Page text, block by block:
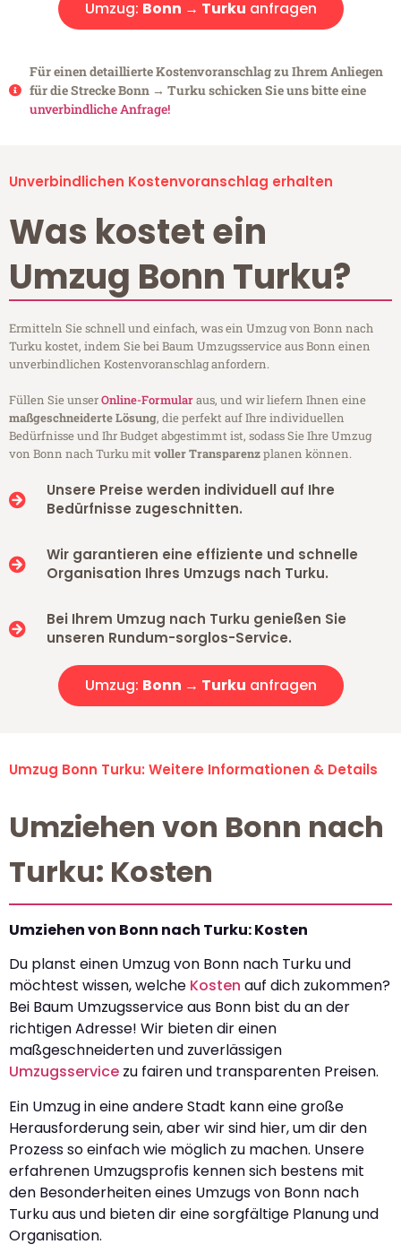
Umzug: Bonn → Turku anfragen
Für einen detaillierte Kostenvoranschlag zu Ihrem Anliegen
für die Strecke Bonn → Turku schicken Sie uns bitte eine
unverbindliche Anfrage!
Unverbindlichen Kostenvoranschlag erhalten
Was kostet ein
Umzug Bonn Turku?
Ermitteln Sie schnell und einfach, was ein Umzug von Bonn nach
Turku kostet, indem Sie bei Baum Umzugsservice aus Bonn einen
unverbindlichen Kostenvoranschlag anfordern.
Füllen Sie unserOnline-Formularaus, und wir liefern Ihnen eine
maßgeschneiderte Lösung, die perfekt auf Ihre individuellen
Bedürfnisse und Ihr Budget abgestimmt ist, sodass Sie Ihre Umzug
von Bonn nach Turku mitvoller Transparenzplanen können.
Unsere Preise werden individuell auf Ihre
Bedürfnisse zugeschnitten.
Wir garantieren eine effiziente und schnelle
Organisation Ihres Umzugs nach Turku.
Bei Ihrem Umzug nach Turku genießen Sie
unseren Rundum-sorglos-Service.
Umzug: Bonn → Turku anfragen
Umzug Bonn Turku: Weitere Informationen & Details
Umziehen von Bonn nach
Turku: Kosten
Umziehen von Bonn nach Turku: Kosten
Du planst einen Umzug von Bonn nach Turku und
möchtest wissen, welche Kosten auf dich zukommen?
Bei Baum Umzugsservice aus Bonn bist du an der
richtigen Adresse! Wir bieten dir einen
maßgeschneiderten und zuverlässigen
Umzugsservice zu fairen und transparenten Preisen.
Ein Umzug in eine andere Stadt kann eine große
Herausforderung sein, aber wir sind hier, um dir den
Prozess so einfach wie möglich zu machen. Unsere
erfahrenen Umzugsprofis kennen sich bestens mit
den Besonderheiten eines Umzugs von Bonn nach
Turku aus und bieten dir eine sorgfältige Planung und
Organisation.